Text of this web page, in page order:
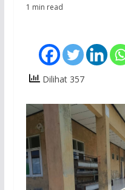
1 min read
Dilihat 357